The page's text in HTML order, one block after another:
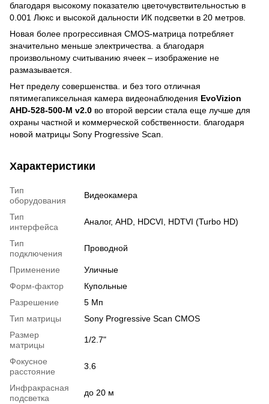
благодаря высокому показателю цветочувствительностью в
0.001 Люкс и высокой дальности ИК подсветки в 20 метров.
Новая более прогрессивная CMOS-матрица потребляет
значительно меньше электричества. а благодаря
произвольному считыванию ячеек – изображение не
размазывается.
Нет пределу совершенства. и без того отличная
пятимегапиксельная камера видеонаблюдения EvoVizion
AHD-528-500-M v2.0 во второй версии стала еще лучше для
охраны частной и коммерческой собственности. благодаря
новой матрицы Sony Progressive Scan.
Характеристики
Тип
оборудования
Видеокамера
Тип
интерфейса
Аналог, AHD, HDCVI, HDTVI (Turbo HD)
Тип
подключения
Проводной
Применение
Уличные
Форм-фактор
Купольные
Разрешение
5 Мп
Тип матрицы
Sony Progressive Scan CMOS
Размер
матрицы
1/2.7"
Фокусное
расстояние
3.6
Инфракрасная
подсветка
до 20 м